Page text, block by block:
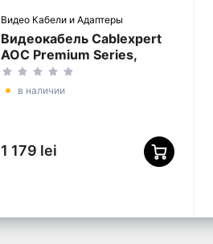
Видео Кабели и Адаптеры
Видеокабель Cablexpert
AOC Premium Series,
DisplayPort (M) -
DisplayPort (M), 30м,
в наличии
1 179 lei